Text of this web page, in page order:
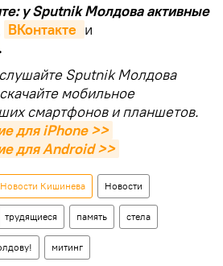
у Sputnik Молдова активные
ВКонтакте и
Sputnik Молдова
мобильное
смартфонов и планшетов.
для iPhone >>
для Android >>
Новости Кишинева Новости
трудящиеся память стела
митинг